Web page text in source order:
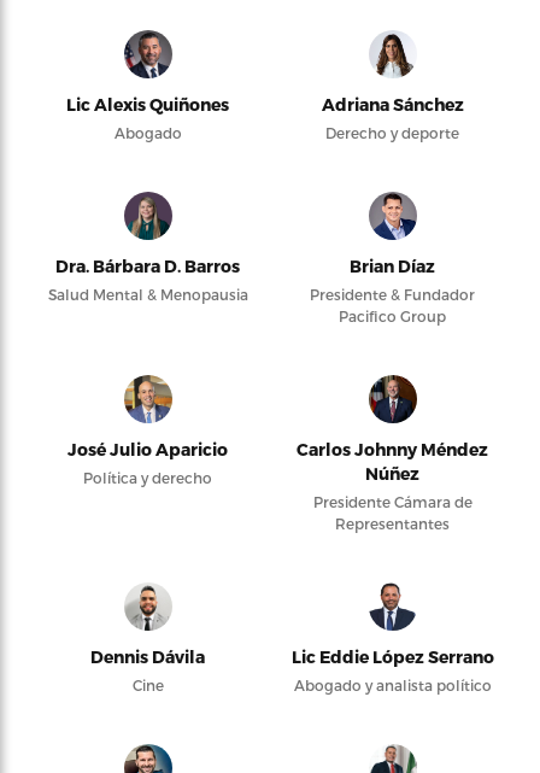
Lic Alexis Quiñones
Abogado
Adriana Sánchez
Derecho y deporte
Dra. Bárbara D. Barros
Salud Mental & Menopausia
Brian Díaz
Presidente & Fundador
Pacifico Group
José Julio Aparicio
Política y derecho
Carlos Johnny Méndez
Núñez
Presidente Cámara de
Representantes
Dennis Dávila
Cine
Lic Eddie López Serrano
Abogado y analista político